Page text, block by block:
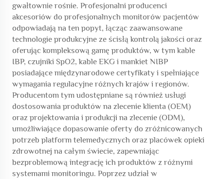
gwałtownie rośnie. Profesjonalni producenci
akcesoriów do profesjonalnych monitorów pacjentów
odpowiadają na ten popyt, łącząc zaawansowane
technologie produkcyjne ze ścisłą kontrolą jakości oraz
oferując kompleksową gamę produktów, w tym kable
IBP, czujniki SpO2, kable EKG i mankiet NIBP
posiadające międzynarodowe certyfikaty i spełniające
wymagania regulacyjne różnych krajów i regionów.
Producentom tym udostępniane są również usługi
dostosowania produktów na zlecenie klienta (OEM)
oraz projektowania i produkcji na zlecenie (ODM),
umożliwiające dopasowanie oferty do zróżnicowanych
potrzeb platform telemedycznych oraz placówek opieki
zdrowotnej na całym świecie, zapewniając
bezproblemową integrację ich produktów z różnymi
systemami monitoringu. Poprzez udział w